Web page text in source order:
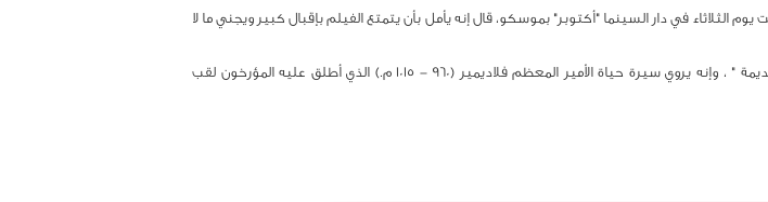
الثلاثاء في دار السينما "أكتوبر" بموسكو، قال إنه يأمل بأن يتمتع الفيلم بإقبال كبير ويجني ما لا
يذكر أن فيلم "فايكنغ" استوحى موضوعه من الأسفار الروسية القديمة "قصة الأزمة القديمة " ، وإنه يروي سيرة حياة الأمير المعظم فلاديمير (960 - 1015 م.) الذي أطلق عليه المؤرخون لقب